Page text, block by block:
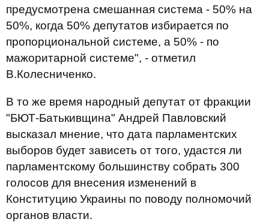
предусмотрена смешанная система - 50% на
50%, когда 50% депутатов избирается по
пропорциональной системе, а 50% - по
мажоритарной системе", - отметил
В.Колесниченко.
В то же время народный депутат от фракции
"БЮТ-Батькивщина" Андрей Павловский
высказал мнение, что дата парламентских
выборов будет зависеть от того, удастся ли
парламентскому большинству собрать 300
голосов для внесения изменений в
Конституцию Украины по поводу полномочий
органов власти.